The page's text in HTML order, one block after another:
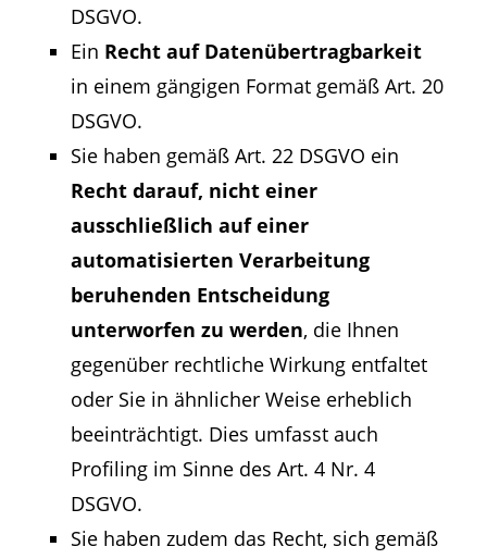
DSGVO.
Ein Recht auf Datenübertragbarkeit
in einem gängigen Format gemäß Art. 20
DSGVO.
Sie haben gemäß Art. 22 DSGVO ein
Recht darauf, nicht einer
ausschließlich auf einer
automatisierten Verarbeitung
beruhenden Entscheidung
unterworfen zu werden, die Ihnen
gegenüber rechtliche Wirkung entfaltet
oder Sie in ähnlicher Weise erheblich
beeinträchtigt. Dies umfasst auch
Profiling im Sinne des Art. 4 Nr. 4
DSGVO.
Sie haben zudem das Recht, sich gemäß